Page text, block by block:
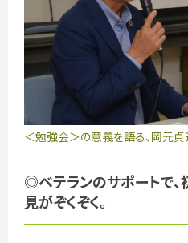
＜勉強会＞の意義を語る、岡元貞
◎ベテランのサポートで
見がぞくぞく。